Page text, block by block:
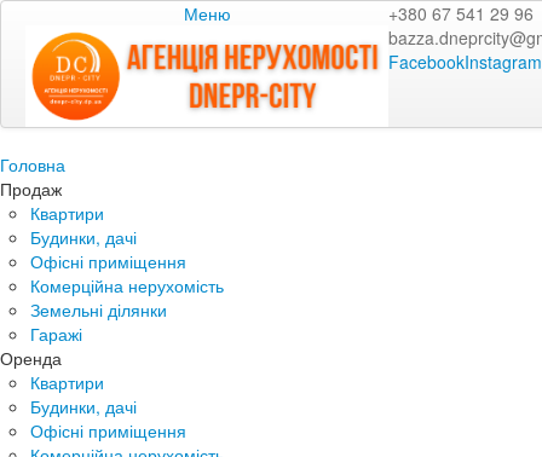
Меню
+380 67 541 29 96
FacebookInstagram
Головна
Продаж
Квартири
Будинки, дачі
Офісні приміщення
Комерційна нерухомість
Земельні ділянки
Гаражі
Оренда
Квартири
Будинки, дачі
Офісні приміщення